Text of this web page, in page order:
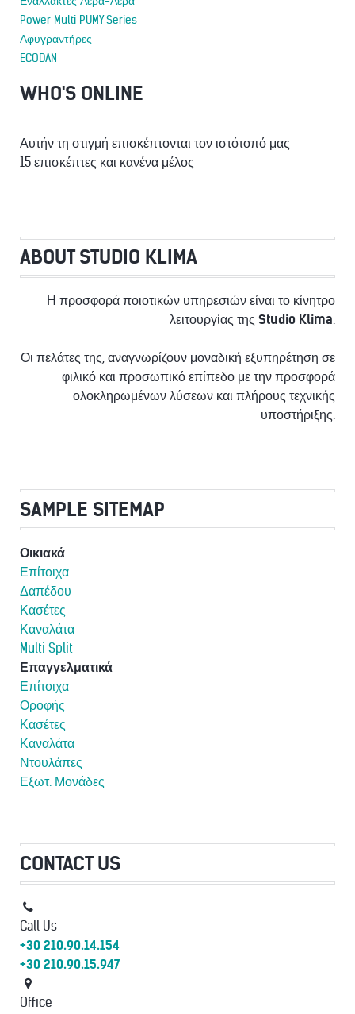
Power Multi PUMY Series
Αφυγραντήρες
ECODAN
WHO'S ONLINE
Αυτήν τη στιγμή επισκέπτονται τον ιστότοπό μας
15 επισκέπτες και κανένα μέλος
ABOUT STUDIO KLIMA
Η προσφορά ποιοτικών υπηρεσιών είναι το κίνητρο
λειτουργίας της Studio Klima.
Οι πελάτες της, αναγνωρίζουν μοναδική εξυπηρέτηση σε
φιλικό και προσωπικό επίπεδο με την προσφορά
ολοκληρωμένων λύσεων και πλήρους τεχνικής
υποστήριξης.
SAMPLE SITEMAP
Οικιακά
Επίτοιχα
Δαπέδου
Κασέτες
Καναλάτα
Multi Split
Επαγγελματικά
Επίτοιχα
Οροφής
Κασέτες
Καναλάτα
Ντουλάπες
Εξωτ. Μονάδες
CONTACT US
Call Us
+30 210.90.14.154
+30 210.90.15.947
Office